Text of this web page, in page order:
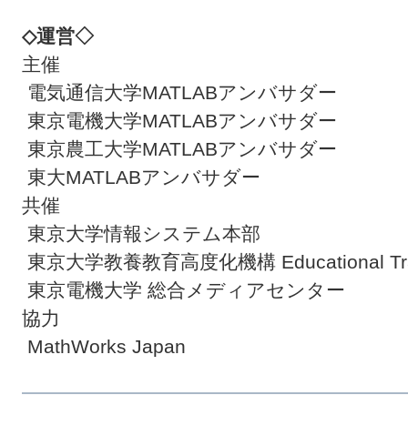
◇運営◇
主催
電気通信大学MATLABアンバサダー
東京電機大学MATLABアンバサダー
東京農工大学MATLABアンバサダー
東大MATLABアンバサダー
共催
東京大学情報システム本部
東京大学教養教育高度化機構 Educational
東京電機大学 総合メディアセンター
協力
MathWorks Japan